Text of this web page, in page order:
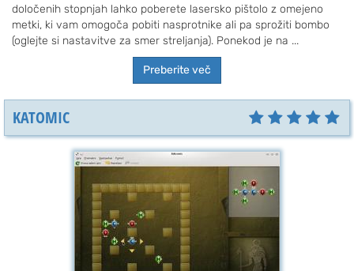
določenih stopnjah lahko poberete lasersko pištolo z omejeno
metki, ki vam omogoča pobiti nasprotnike ali pa sprožiti bombo
(oglejte si nastavitve za smer streljanja). Ponekod je na ...
Preberite več
KATOMIC